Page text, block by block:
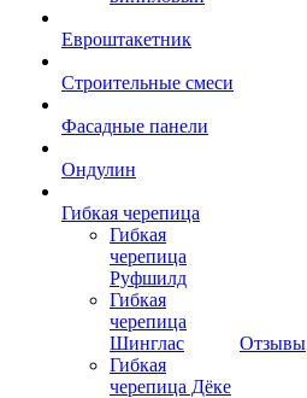
Евроштакетник
Строительные смеси
Фасадные панели
Ондулин
Гибкая черепица
Гибкая
черепица
Руфшилд
Гибкая
черепица
Шинглас
Гибкая
черепица Дёке
Отзывы